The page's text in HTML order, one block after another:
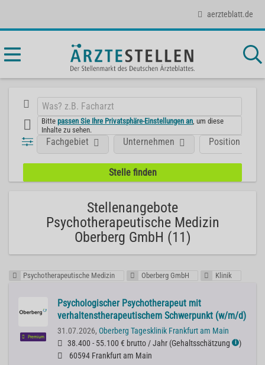
aerzteblatt.de
Bittepassen Sie Ihre Privatsphäre-Einstellungen an , um diese
Inhalte zu sehen.
Position
Fachgebiet Unternehmen
Stellenangebote
Psychotherapeutische Medizin
Oberberg GmbH (11)
Psychotherapeutische Medizin Oberberg GmbH Klinik
Premium
Psychologischer Psychotherapeut mit
verhaltenstherapeutischem Schwerpunkt (w/m/d)
31.07.2026, Oberberg Tagesklinik Frankfurt am Main
38.400 - 55.100 € brutto / Jahr (Gehaltsschätzung ℹ )
60594 Frankfurt am Main